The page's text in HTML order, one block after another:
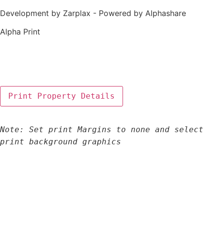
Development by Zarplax - Powered by Alphashare
Alpha Print
Note: Set print Margins to none and select
print background graphics